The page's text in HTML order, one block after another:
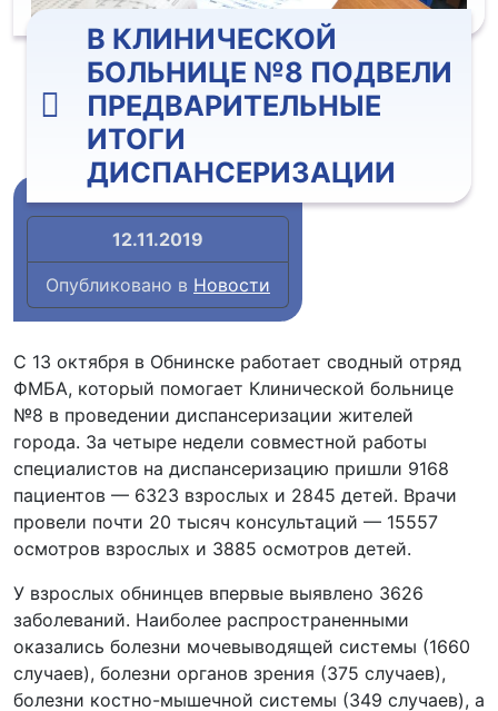
В КЛИНИЧЕСКОЙ
БОЛЬНИЦЕ №8 ПОДВЕЛИ
ПРЕДВАРИТЕЛЬНЫЕ
ИТОГИ
ДИСПАНСЕРИЗАЦИИ
12.11.2019
Опубликовано в Новости
С 13 октября в Обнинске работает сводный отряд
ФМБА, который помогает Клинической больнице
№8 в проведении диспансеризации жителей
города. За четыре недели совместной работы
специалистов на диспансеризацию пришли 9168
пациентов — 6323 взрослых и 2845 детей. Врачи
провели почти 20 тысяч консультаций — 15557
осмотров взрослых и 3885 осмотров детей.
У взрослых обнинцев впервые выявлено 3626
заболеваний. Наиболее распространенными
оказались болезни мочевыводящей системы (1660
случаев), болезни органов зрения (375 случаев),
болезни костно-мышечной системы (349 случаев), а